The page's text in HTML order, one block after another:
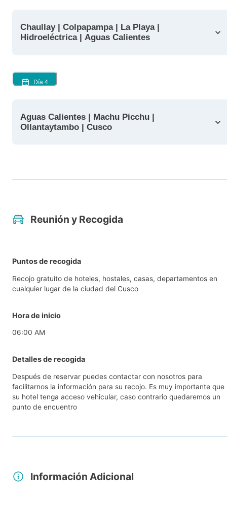
Chaullay | Colpapampa | La Playa |
Hidroeléctrica | Aguas Calientes
Día 4
Aguas Calientes | Machu Picchu |
Ollantaytambo | Cusco
Reunión y Recogida
Puntos de recogida
Recojo gratuito de hoteles, hostales, casas, departamentos en
cualquier lugar de la ciudad del Cusco
Hora de inicio
06:00 AM
Detalles de recogida
Después de reservar puedes contactar con nosotros para
facilitarnos la información para su recojo. Es muy importante que
su hotel tenga acceso vehicular, caso contrario quedaremos un
punto de encuentro
Información Adicional